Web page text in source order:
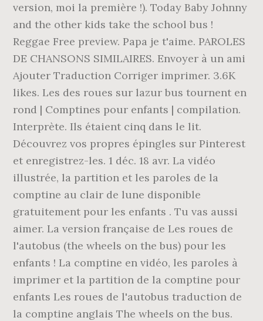
version, moi la première !). Today Baby Johnny
and the other kids take the school bus !
Reggae Free preview. Papa je t'aime. PAROLES
DE CHANSONS SIMILAIRES. Envoyer à un ami
Ajouter Traduction Corriger imprimer. 3.6K
likes. Les des roues sur lazur bus tournent en
rond | Comptines pour enfants | compilation.
Interprète. Ils étaient cinq dans le lit.
Découvrez vos propres épingles sur Pinterest
et enregistrez-les. 1 déc. 18 avr. La vidéo
illustrée, la partition et les paroles de la
comptine au clair de lune disponible
gratuitement pour les enfants . Tu vas aussi
aimer. La version française de Les roues de
l'autobus (the wheels on the bus) pour les
enfants ! La comptine en vidéo, les paroles à
imprimer et la partition de la comptine pour
enfants Les roues de l'autobus traduction de
la comptine anglais The wheels on the bus.